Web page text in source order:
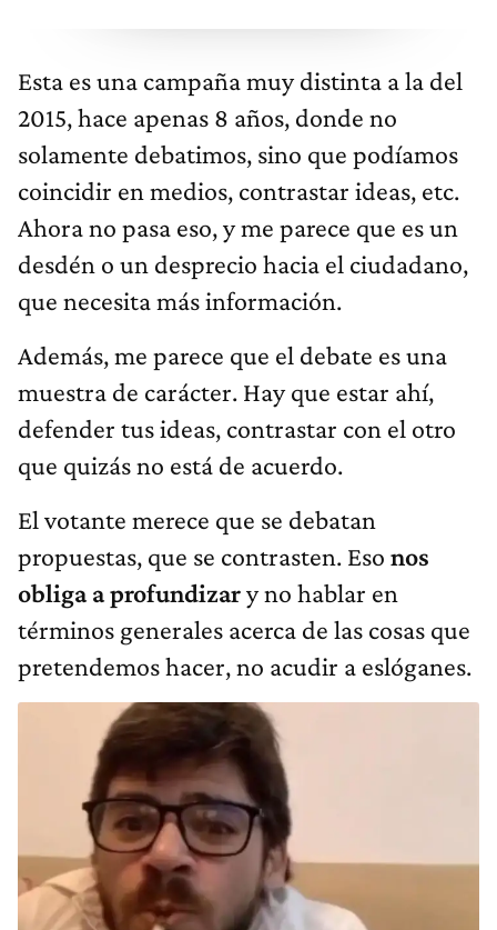
Esta es una campaña muy distinta a la del
2015, hace apenas 8 años, donde no
solamente debatimos, sino que podíamos
coincidir en medios, contrastar ideas, etc.
Ahora no pasa eso, y me parece que es un
desdén o un desprecio hacia el ciudadano,
que necesita más información.
Además, me parece que el debate es una
muestra de carácter. Hay que estar ahí,
defender tus ideas, contrastar con el otro
que quizás no está de acuerdo.
El votante merece que se debatan
propuestas, que se contrasten. Eso nos
obliga a profundizary no hablar en
términos generales acerca de las cosas que
pretendemos hacer, no acudir a eslóganes.